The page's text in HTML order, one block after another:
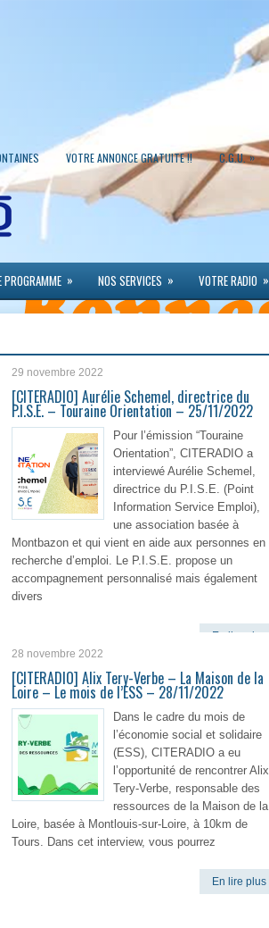
VOTRE ANNONCE GRATUITE !! C.G.U. »
PROGRAMME » NOS SERVICES » VOTRE RADIO »
29 novembre 2022
[CITERADIO] Aurélie Schemel, directrice du
P.I.S.E. – Touraine Orientation – 25/11/2022
Pour l’émission “Touraine
Orientation”, CITERADIO a
interviewé Aurélie Schemel,
directrice du P.I.S.E. (Point
Information Service Emploi),
une association basée à
Montbazon et qui vient en aide aux personnes en
recherche d’emploi. Le P.I.S.E. propose un
accompagnement personnalisé mais également
divers
En lire plus
28 novembre 2022
[CITERADIO] Alix Tery-Verbe – La Maison de la
Loire – Le mois de l’ESS – 28/11/2022
Dans le cadre du mois de
l’économie social et solidaire
(ESS), CITERADIO a eu
l’opportunité de rencontrer Alix
Tery-Verbe, responsable des
ressources de la Maison de la
Loire, basée à Montlouis-sur-Loire, à 10km de
Tours. Dans cet interview, vous pourrez
En lire plus